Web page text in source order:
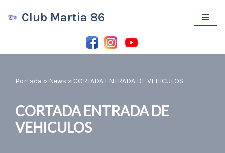
contenido
Club Martia 86
Portada » News » CORTADA ENTRADA DE VEHICULOS
CORTADA ENTRADA DE
VEHICULOS